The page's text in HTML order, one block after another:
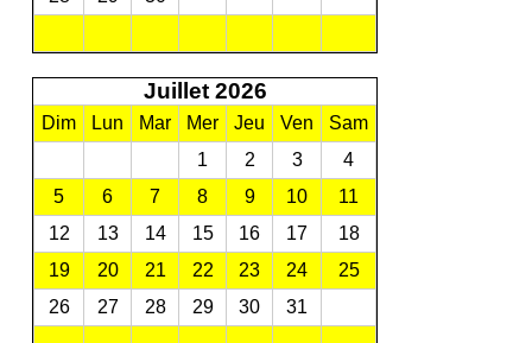
Juillet 2026
Dim Lun Mar Mer Jeu Ven
Sam
1
2 3
4
5
6 7 8 9 10
11
12
13 14 15 16 17
18
19
20 21 22 23 24
25
26
27 28 29 30 31